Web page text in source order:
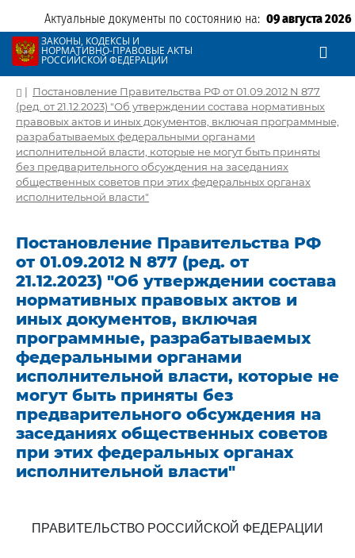
Актуальные документы по состоянию на: 09 августа 2026
ЗАКОНЫ, КОДЕКСЫ И
НОРМАТИВНО-ПРАВОВЫЕ АКТЫ
РОССИЙСКОЙ ФЕДЕРАЦИИ
| Постановление Правительства РФ от 01.09.2012 N 877
(ред. от 21.12.2023) "Об утверждении состава нормативных
правовых актов и иных документов, включая программные,
разрабатываемых федеральными органами
исполнительной власти, которые не могут быть приняты
без предварительного обсуждения на заседаниях
общественных советов при этих федеральных органах
исполнительной власти"
Постановление Правительства РФ
от 01.09.2012 N 877 (ред. от
21.12.2023) "Об утверждении состава
нормативных правовых актов и
иных документов, включая
программные, разрабатываемых
федеральными органами
исполнительной власти, которые не
могут быть приняты без
предварительного обсуждения на
заседаниях общественных советов
при этих федеральных органах
исполнительной власти"
ПРАВИТЕЛЬСТВО РОССИЙСКОЙ ФЕДЕРАЦИИ